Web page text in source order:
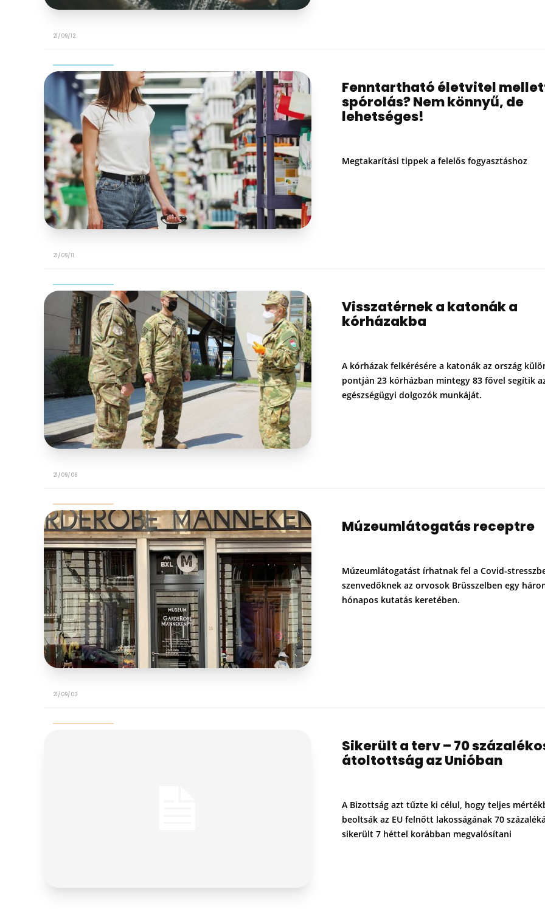
21/09/12
Fenntartható életvitel
spórolás? Nem könnyű, de
lehetséges!
Megtakarítási tippek a felelős fogyasztáshoz
21/09/11
Visszatérnek a katonák a
kórházakba
A kórházak felkérésére a katonák az ország
pontján 23 kórházban mintegy 83 fővel segítik
egészségügyi dolgozók munkáját.
21/09/06
Múzeumlátogatás receptre
Múzeumlátogatást írhatnak fel a Covid-
szenvedőknek az orvosok Brüsszelben egy
hónapos kutatás keretében.
21/09/03
Sikerült a terv – 70
átoltottság az Unióban
A Bizottság azt tűzte ki célul, hogy teljes
beoltsák az EU felnőtt lakosságának 70
sikerült 7 héttel korábban megvalósítani